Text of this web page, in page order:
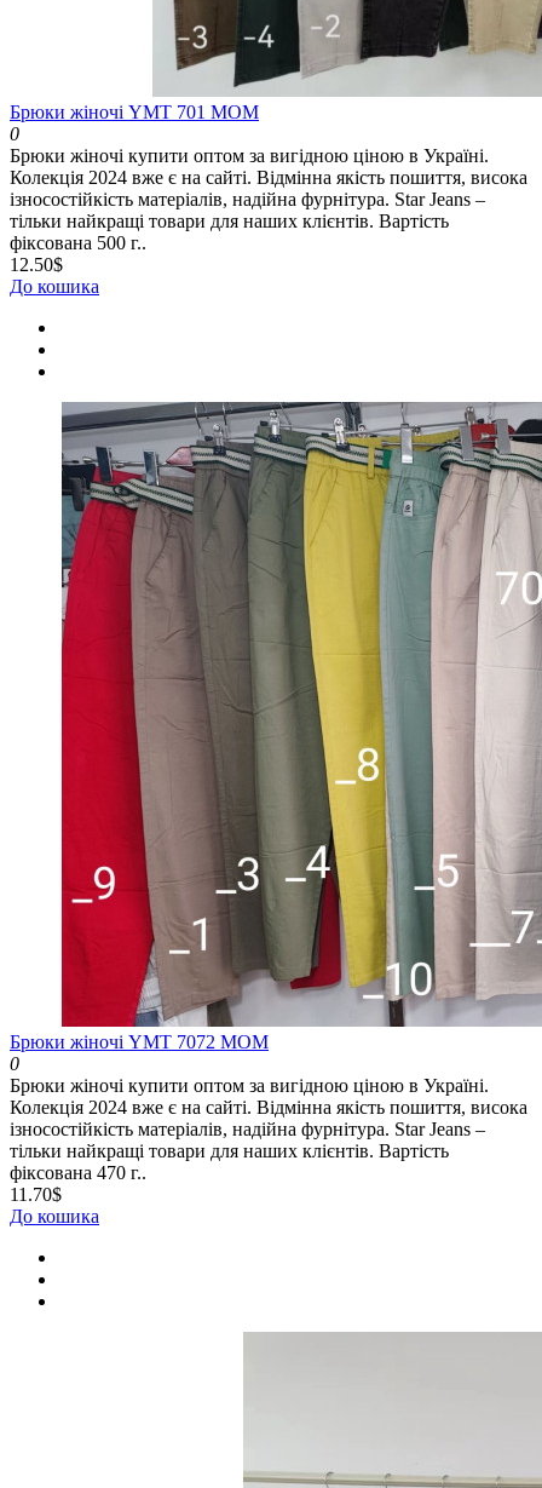
Брюки жіночі YMT 701 МОМ
0
Брюки жіночі купити оптом за вигідною ціною в Україні.
Колекція 2024 вже є на сайті. Відмінна якість пошиття, висока
ізносостійкість матеріалів, надійна фурнітура. Star Jeans –
тільки найкращі товари для наших клієнтів. Вартість
фіксована 500 г..
12.50$
До кошика
Брюки жіночі YMT 7072 МОМ
0
Брюки жіночі купити оптом за вигідною ціною в Україні.
Колекція 2024 вже є на сайті. Відмінна якість пошиття, висока
ізносостійкість матеріалів, надійна фурнітура. Star Jeans –
тільки найкращі товари для наших клієнтів. Вартість
фіксована 470 г..
11.70$
До кошика